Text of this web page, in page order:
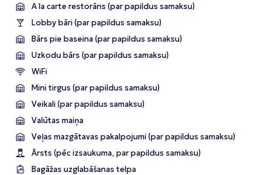
A la carte restorāns (par papildus samaksu)
Lobby bāri (par papildus samaksu)
Bārs pie baseina (par papildus samaksu)
Uzkodu bārs (par papildus samaksu)
WiFi
Mini tirgus (par papildus samaksu)
Veikali (par papildus samaksu)
Valūtas maiņa
Veļas mazgātavas pakalpojumi (par papildus samaksu)
Ārsts (pēc izsaukuma, par papildus samaksu)
Bagāžas uzglabāšanas telpa